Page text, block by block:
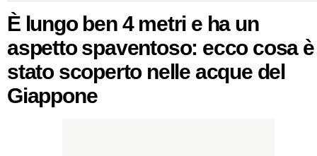
È lungo ben 4 metri e ha un
aspetto spaventoso: ecco cosa è
stato scoperto nelle acque del
Giappone